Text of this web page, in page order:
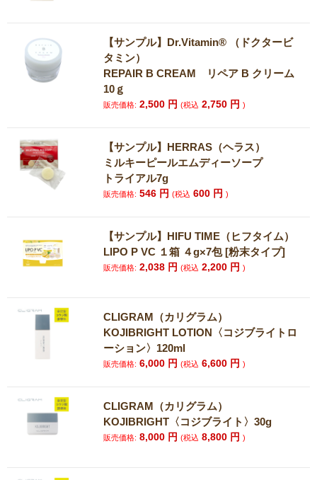
【サンプル】Dr.Vitamin®︎ （ドクタービ
タミン）
REPAIR B CREAM リペア B クリーム
10ｇ
販売価格: 2,500 円(税込 2,750 円)
【サンプル】HERRAS（ヘラス）
ミルキーピールエムディーソープ
トライアル7g
販売価格: 546 円(税込 600 円)
【サンプル】HIFU TIME（ヒフタイム）
LIPO P VC １箱 ４g×7包 [粉末タイプ]
販売価格: 2,038 円(税込 2,200 円)
CLIGRAM（カリグラム）
KOJIBRIGHT LOTION〈コジブライトロ
ーション〉120ml
販売価格: 6,000 円(税込 6,600 円)
CLIGRAM（カリグラム）
KOJIBRIGHT〈コジブライト〉30g
販売価格: 8,000 円(税込 8,800 円)